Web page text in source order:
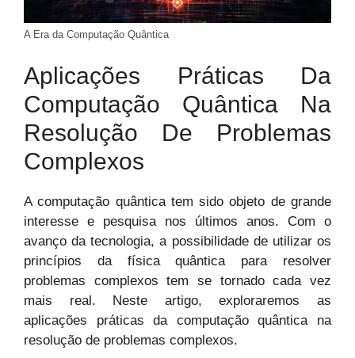
A Era da Computação Quântica
Aplicações Práticas Da
Computação Quântica Na
Resolução De Problemas
Complexos
A computação quântica tem sido objeto de grande
interesse e pesquisa nos últimos anos. Com o
avanço da tecnologia, a possibilidade de utilizar os
princípios da física quântica para resolver
problemas complexos tem se tornado cada vez
mais real. Neste artigo, exploraremos as
aplicações práticas da computação quântica na
resolução de problemas complexos.